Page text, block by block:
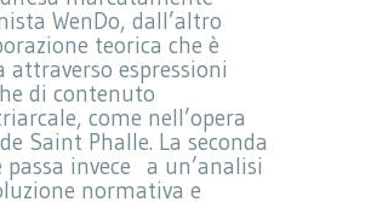
WenDo, dall’altro
teorica che è
attraverso espressioni
di contenuto
come nell’opera
Saint Phalle. La seconda
passa invece a un’analisi
normativa e